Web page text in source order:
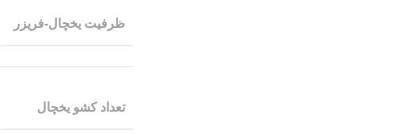
ظرفیت یخچال-فریزر
تعداد کشو یخچال